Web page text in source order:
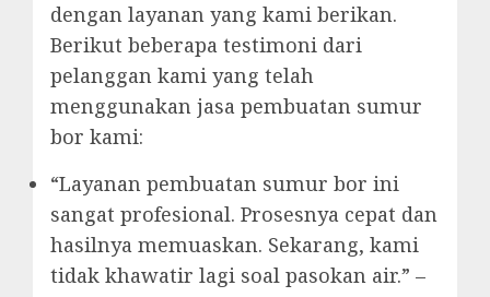
dengan layanan yang kami berikan.
Berikut beberapa testimoni dari
pelanggan kami yang telah
menggunakan jasa pembuatan sumur
bor kami:
“Layanan pembuatan sumur bor ini
sangat profesional. Prosesnya cepat dan
hasilnya memuaskan. Sekarang, kami
tidak khawatir lagi soal pasokan air.” –